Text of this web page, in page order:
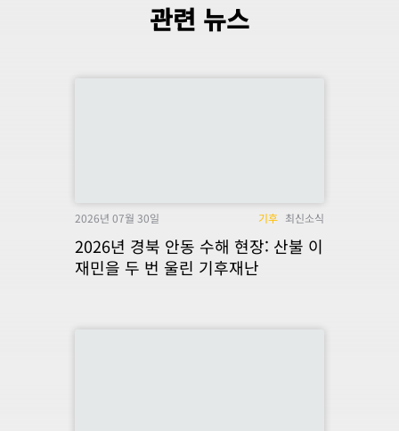
관련 뉴스
2026년 07월 30일 기후 최신소식
2026년 경북 안동 수해 현장: 산불 이
재민을 두 번 울린 기후재난